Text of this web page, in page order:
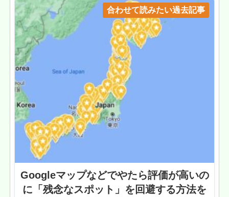
合わせて読みたい過去記事
Googleマップなどでやたら評価が高いの
に「残念なスポット」を回避する方法を